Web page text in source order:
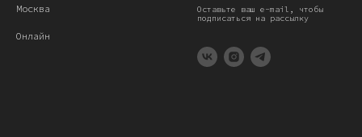
Москва
Онлайн
Оставьте ваш e-mail, чтобы
подписаться на рассылку